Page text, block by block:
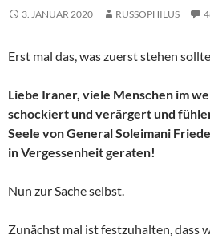
3. JANUAR 2020 RUSSOPHILUS
Erst mal das, was zuerst stehen
Liebe Iraner, viele Menschen im
schockiert und verärgert und
Seele von General Soleimani
in Vergessenheit geraten!
Nun zur Sache selbst.
Zunächst mal ist festzuhalten, dass